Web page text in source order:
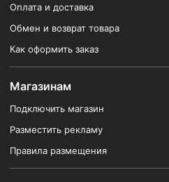
Оплата и доставка
Обмен и возврат товара
Как оформить заказ
Магазинам
Подключить магазин
Разместить рекламу
Правила размещения